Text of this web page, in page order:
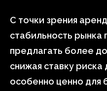
С точки зрения
стабильность рынка
предлагать более
снижая ставку
особенно ценно для